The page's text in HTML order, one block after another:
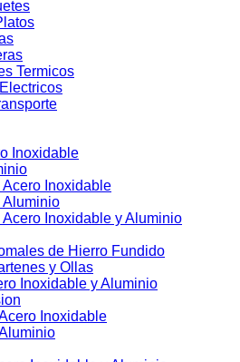
Termicos
Inoxidable
Acero Inoxidable
Aluminio
Inoxidable y Aluminio
de Hierro Fundido
y Ollas
Inoxidable y Aluminio
Inoxidable